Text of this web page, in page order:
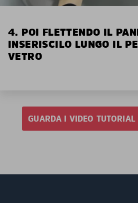
4. POI FLETTENDO IL
INSERISCILO LUNGO IL
VETRO
GUARDA I VIDEO TUTORIAL